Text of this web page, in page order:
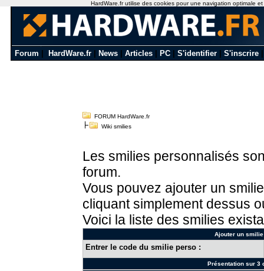
Forum HardWare.fr News Articles PC S'identifier S'inscrire
FORUM HardWare.fr
Wiki smilies
Les smilies personnalisés
forum.
Vous pouvez ajouter un
cliquant simplement dessus
Voici la liste des smilies
Ajouter un
Entrer le code du smilie perso :
Présentation sur 3
HardWare.fr utilise des cookies pour une navigation optimale